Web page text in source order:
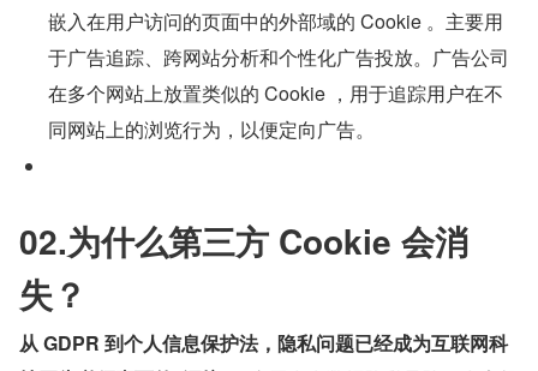
嵌入在用户访问的页面中的外部域的 Cookie 。主要用
于广告追踪、跨网站分析和个性化广告投放。广告公司
在多个网站上放置类似的 Cookie ，用于追踪用户在不
同网站上的浏览行为，以便定向广告。
02.为什么第三方 Cookie 会消
失？
从 GDPR 到个人信息保护法，隐私问题已经成为互联网科